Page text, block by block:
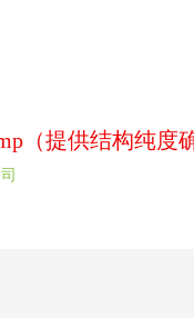
（提供结构纯度